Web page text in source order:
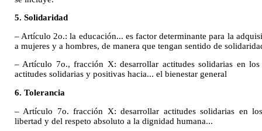
5. Solidaridad
– Artículo 2o.: la educación... es factor determinante para la
a mujeres y a hombres, de manera que tengan sentido de
– Artículo 7o., fracción X: desarrollar actitudes solidarias en
actitudes solidarias y positivas hacia... el bienestar general
6. Tolerancia
– Artículo 7o. fracción X: desarrollar actitudes solidarias en
libertad y del respeto absoluto a la dignidad humana...